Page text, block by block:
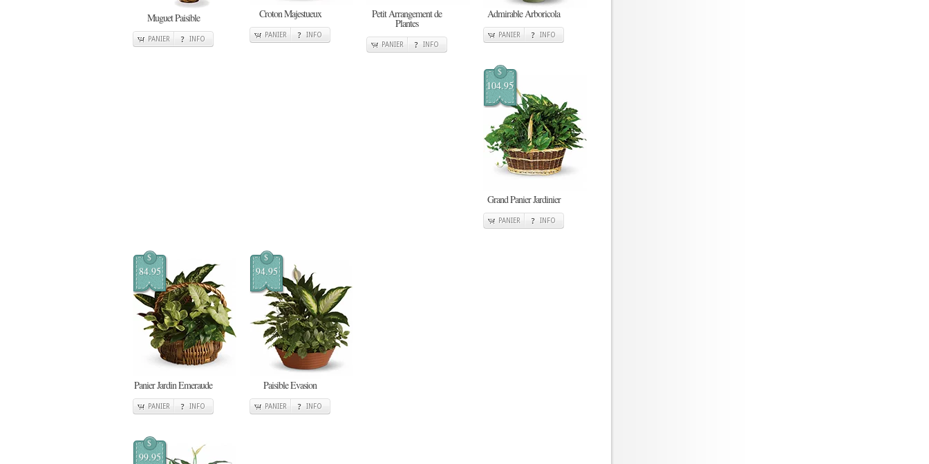
Muguet Paisible
PANIER INFO
Croton Majestueux
PANIER INFO
Petit Arrangement de
Plantes
PANIER INFO
Admirable Arboricola
PANIER INFO
$
104.95
Grand Panier Jardinier
PANIER INFO
$
84.95
Panier Jardin Emeraude
PANIER INFO
$
94.95
Paisible Evasion
PANIER INFO
$
99.95